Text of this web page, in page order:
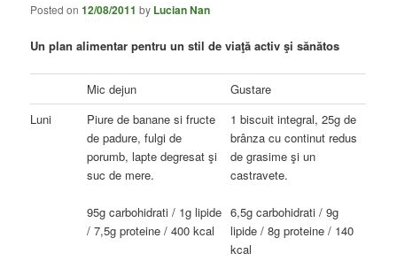
Posted on12/08/2011 by Lucian Nan
Un plan alimentar pentru un stil de viaţă activ şi sănătos
Mic dejun
Gustare
Luni
Piure de banane si fructe
de padure, fulgi de
porumb, lapte degresat şi
suc de mere.
95g carbohidrati / 1g lipide
/ 7,5g proteine / 400 kcal
1 biscuit integral, 25g de
brânza cu continut redus
de grasime şi un
castravete.
6,5g carbohidrati / 9g
lipide / 8g proteine / 140
kcal